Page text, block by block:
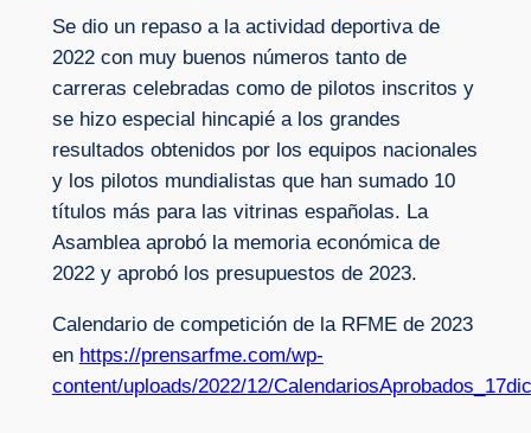
Se dio un repaso a la actividad deportiva de
2022 con muy buenos números tanto de
carreras celebradas como de pilotos inscritos y
se hizo especial hincapié a los grandes
resultados obtenidos por los equipos nacionales
y los pilotos mundialistas que han sumado 10
títulos más para las vitrinas españolas. La
Asamblea aprobó la memoria económica de
2022 y aprobó los presupuestos de 2023.
Calendario de competición de la RFME de 2023
en https://prensarfme.com/wp-
content/uploads/2022/12/